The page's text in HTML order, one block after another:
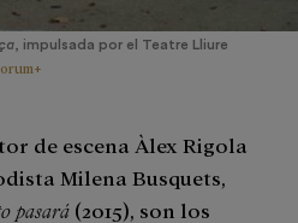
, impulsada por el Teatre Lliure
de escena Àlex Rigola
Milena Busquets,
pasará (2015), son los